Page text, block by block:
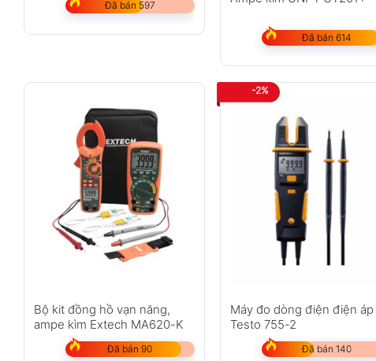
Đã bán 597
Đã bán 614
Bộ kit đồng hồ vạn năng,
ampe kìm Extech MA620-K
Đã bán 90
-2%
Máy đo dòng điện điện áp
Testo 755-2
Đã bán 140